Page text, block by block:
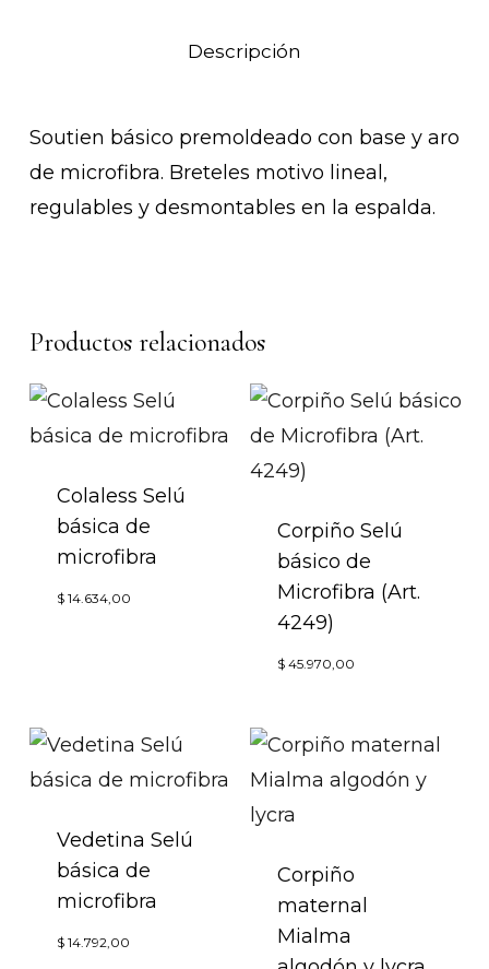
Descripción
Soutien básico premoldeado con base y aro
de microfibra. Breteles motivo lineal,
regulables y desmontables en la espalda.
Productos relacionados
Colaless Selú
básica de
microfibra
$14.634,00
producto
variantes.
Las
opciones
Corpiño Selú
básico de
Microfibra (Art.
4249)
$45.970,00
tiene
Vedetina Selú
básica de
microfibra
$14.792,00
Corpiño
maternal
Mialma